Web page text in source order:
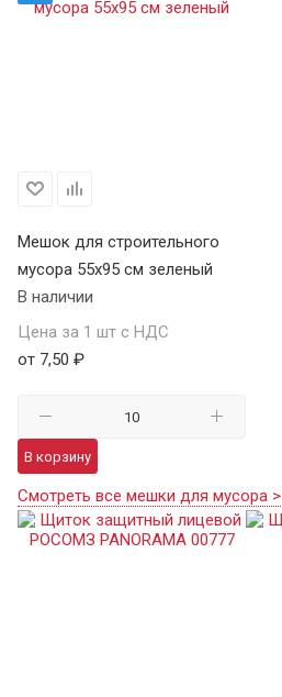
Мешок для строительного
мусора 55х95 см зеленый
В наличии
Цена за 1 шт с НДС
от 7,50 ₽
В корзину
Смотреть все мешки для мусора >